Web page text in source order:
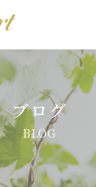
望の方へ
ブログ
BLOG